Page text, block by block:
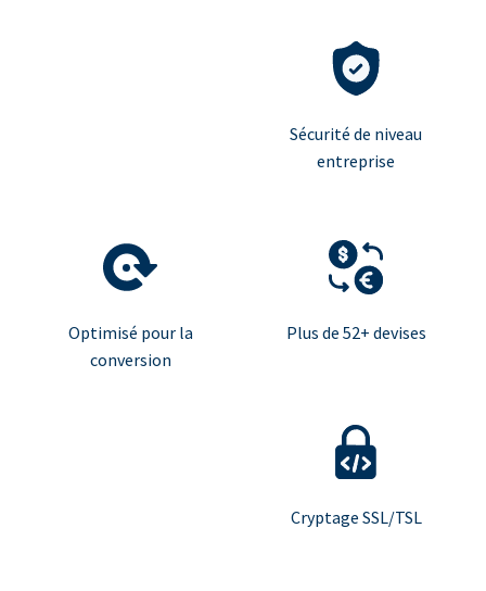
Sécurité de niveau
entreprise
Optimisé pour la
conversion
Plus de 52+ devises
Cryptage SSL/TSL